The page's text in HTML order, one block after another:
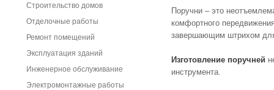
Cтроительство домов
Отделочные работы
Ремонт помещений
Эксплуатация зданий
Инженерное обслуживание
Электромонтажные работы
Поручни – это
комфортного
завершающим штрихом
Изготовление поручней
инструмента.